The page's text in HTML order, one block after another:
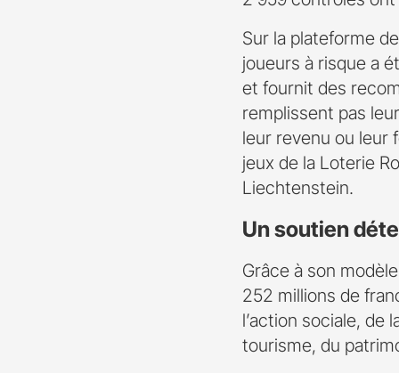
Sur la plateforme
joueurs à risque a
et fournit des
remplissent pas
leur revenu ou leur
jeux de la Loterie
Liechtenstein.
Un soutien
Grâce à son
252 millions de
l’action sociale, de
tourisme, du